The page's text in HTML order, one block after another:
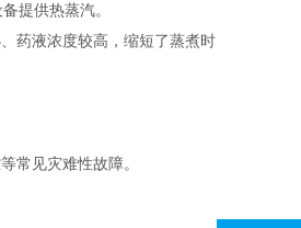
提供热蒸汽。
药液浓度较高，缩短了蒸煮时
常见灾难性故障。